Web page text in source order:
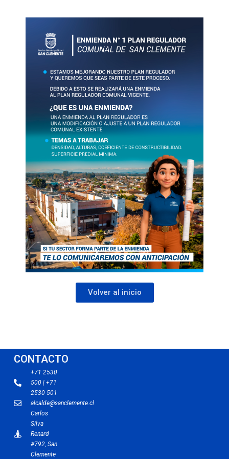
Volver al inicio
CONTACTO
+71 2530
500 | +71
2530 501
alcalde@sanclemente.cl
Carlos
Silva
Renard
#792, San
Clemente